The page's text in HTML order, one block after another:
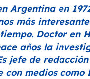
Argentina en
más
Doctor en
años la
jefe de
con medios como